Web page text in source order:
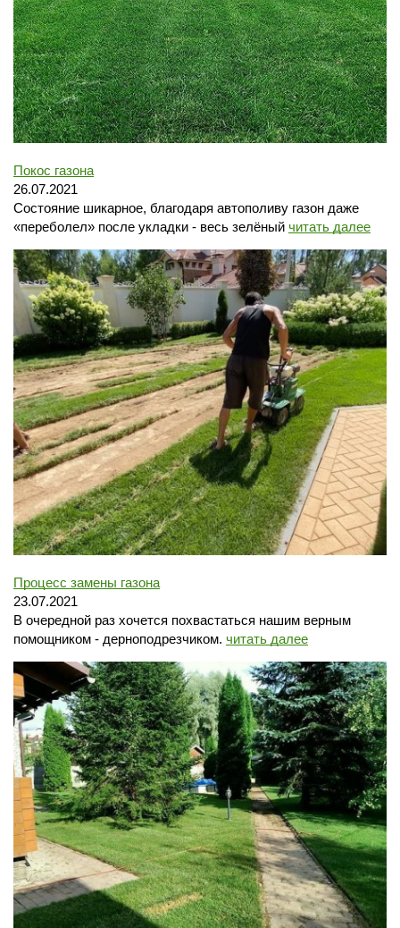
Покос газона
26.07.2021
Состояние шикарное, благодаря автополиву газон даже
«переболел» после укладки - весь зелёный читать далее
Процесс замены газона
23.07.2021
В очередной раз хочется похвастаться нашим верным
помощником - дерноподрезчиком. читать далее